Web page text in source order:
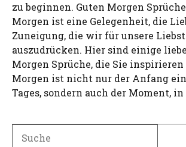
zu beginnen. Guten Morgen
Morgen ist eine Gelegenheit, die
Zuneigung, die wir für unsere
auszudrücken. Hier sind einige
Morgen Sprüche, die Sie inspirieren
Morgen ist nicht nur der Anfang
Tages, sondern auch der Moment, in